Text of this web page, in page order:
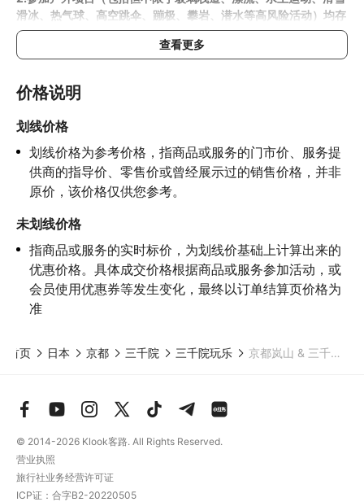
滑冰、热气球、高空跳伞、蹦极、攀岩、潜水等高风险活动）均存
在一定风险，请您在参与相应项目之前充分了解《安全防护指
，在结合自身身体真实状况、年龄等情况并充分参考当地相关
3.禁止孕妇、患有高血压、心脏病等不适合刺激性游玩项目的疾病
患者及严重恐高、体质较弱的游客参加本产品内包含的项目，
隐瞒前述情况参加项目发生意外的，由您本人承担一切责任，因此
给旅行社造成损失的，还需对旅行社进行全额赔偿；
4.因本产品内可能包含多个旅游项目，请您在预订本产品之前与客
服工作人员沟通了解本产品内各项目的准入年龄、准入身高及准入
体重等准入要求，否则预订失败或预订后无法成行的后果由您自行
5.请您在参与项目期间全程穿戴好安全护具，避免发生意外事件；
通，工作人员将会及时为您提供必要支持。
查看更多
价格说明
划线价格
划线价格为参考价格，指商品或服务的门市价、服务提
供商的指导价、零售价或曾经展示过的销售价格，并非
原价，该价格仅供您参考。
未划线价格
指商品或服务的实时标价，为划线价基础上计算出来的
优惠价格。具体成交价格根据商品或服务参加活动，或
会员使用优惠券等发生变化，最终以订单结算页价格为
准
首页 日本 京都 三千院 三千院玩乐 京都岚山 & 三千院小团一日游
© 2014-2026 Klook客路. All Rights Reserved.
营业执照
旅行社业务经营许可证
ICP证：合字B2-20220505